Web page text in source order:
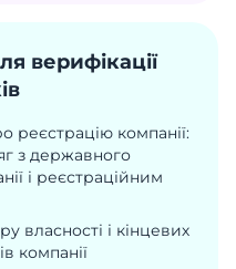
верифікації
реєстрацію компанії:
з державного
і реєстраційним
власності і кінцевих
компанії